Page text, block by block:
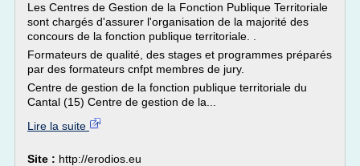
Les Centres de Gestion de la Fonction Publique Territoriale
sont chargés d'assurer l'organisation de la majorité des
concours de la fonction publique territoriale. .
Formateurs de qualité, des stages et programmes préparés
par des formateurs cnfpt membres de jury.
Centre de gestion de la fonction publique territoriale du
Cantal (15) Centre de gestion de la...
Lire la suite
Site : http://erodios.eu